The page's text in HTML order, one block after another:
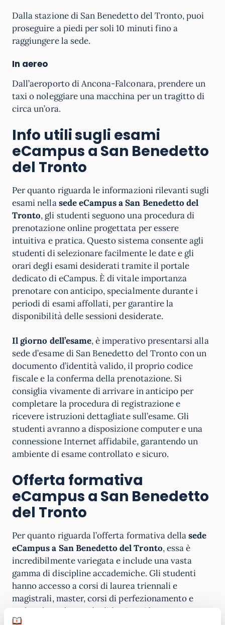
Dalla stazione di San Benedetto del Tronto, puoi
proseguire a piedi per soli 10 minuti fino a
raggiungere la sede.
In aereo
Dall’aeroporto di Ancona-Falconara, prendere un
taxi o noleggiare una macchina per un tragitto di
circa un’ora.
Info utili sugli esami
eCampus a San Benedetto
del Tronto
Per quanto riguarda le informazioni rilevanti sugli
esami nellasede eCampus a San Benedetto del
Tronto, gli studenti seguono una procedura di
prenotazione online progettata per essere
intuitiva e pratica. Questo sistema consente agli
studenti di selezionare facilmente le date e gli
orari degli esami desiderati tramite il portale
dedicato di eCampus. È di vitale importanza
prenotare con anticipo, specialmente durante i
periodi di esami affollati, per garantire la
disponibilità delle sessioni desiderate.
Il giorno dell’esame, è imperativo presentarsi alla
sede d’esame di San Benedetto del Tronto con un
documento d’identità valido, il proprio codice
fiscale e la conferma della prenotazione. Si
consiglia vivamente di arrivare in anticipo per
completare la procedura di registrazione e
ricevere istruzioni dettagliate sull’esame. Gli
studenti avranno a disposizione computer e una
connessione Internet affidabile, garantendo un
ambiente di esame controllato e sicuro.
Offerta formativa
eCampus a San Benedetto
del Tronto
Per quanto riguarda l’offerta formativa dellasede
eCampus a San Benedetto del Tronto, essa è
incredibilmente variegata e include una vasta
gamma di discipline accademiche. Gli studenti
hanno accesso a corsi di laurea triennali e
magistrali, master, corsi di perfezionamento e
molto altro. Il metodo didattico si basa